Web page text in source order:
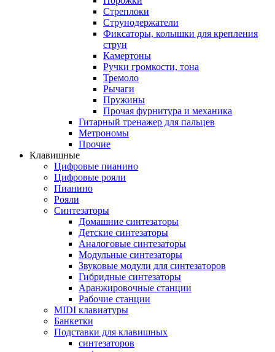
Стреплоки
Струнодержатели
Фиксаторы, колышки для крепления
струн
Камертоны
Ручки громкости, тона
Тремоло
Рычаги
Пружины
Прочая фурнитура и механика
Гитарный тренажер для пальцев
Метрономы
Прочие
Клавишные
Цифровые пианино
Цифровые рояли
Пианино
Рояли
Синтезаторы
Домашние синтезаторы
Детские синтезаторы
Аналоговые синтезаторы
Модульные синтезаторы
Звуковые модули для синтезаторов
Гибридные синтезаторы
Аранжировочные станции
Рабочие станции
MIDI клавиатуры
Банкетки
Подставки для клавишных
синтезаторов